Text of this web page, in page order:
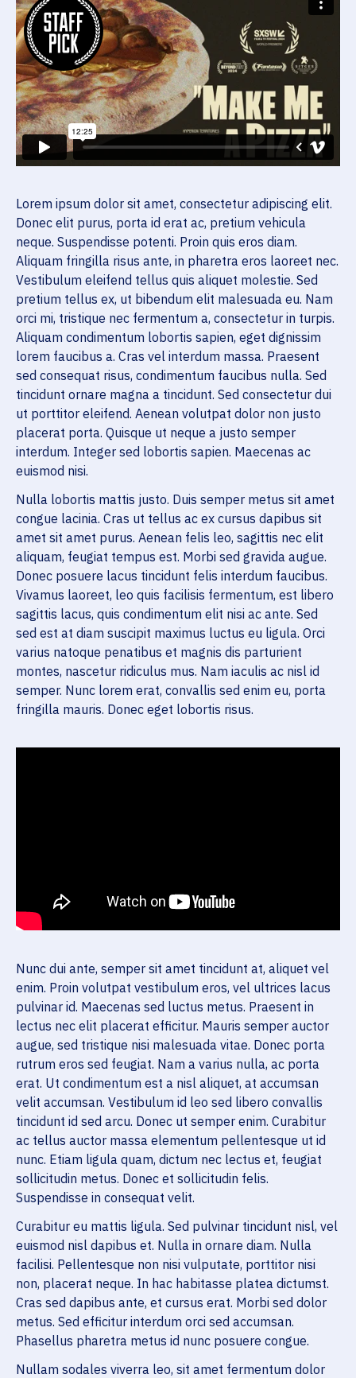
Lorem ipsum dolor sit amet, consectetur adipiscing elit.
Donec elit purus, porta id erat ac, pretium vehicula
neque. Suspendisse potenti. Proin quis eros diam.
Aliquam fringilla risus ante, in pharetra eros laoreet nec.
Vestibulum eleifend tellus quis aliquet molestie. Sed
pretium tellus ex, ut bibendum elit malesuada eu. Nam
orci mi, tristique nec fermentum a, consectetur in turpis.
Aliquam condimentum lobortis sapien, eget dignissim
lorem faucibus a. Cras vel interdum massa. Praesent
sed consequat risus, condimentum faucibus nulla. Sed
tincidunt ornare magna a tincidunt. Sed consectetur dui
ut porttitor eleifend. Aenean volutpat dolor non justo
placerat porta. Quisque ut neque a justo semper
interdum. Integer sed lobortis sapien. Maecenas ac
euismod nisi.
Nulla lobortis mattis justo. Duis semper metus sit amet
congue lacinia. Cras ut tellus ac ex cursus dapibus sit
amet sit amet purus. Aenean felis leo, sagittis nec elit
aliquam, feugiat tempus est. Morbi sed gravida augue.
Donec posuere lacus tincidunt felis interdum faucibus.
Vivamus laoreet, leo quis facilisis fermentum, est libero
sagittis lacus, quis condimentum elit nisi ac ante. Sed
sed est at diam suscipit maximus luctus eu ligula. Orci
varius natoque penatibus et magnis dis parturient
montes, nascetur ridiculus mus. Nam iaculis ac nisl id
semper. Nunc lorem erat, convallis sed enim eu, porta
fringilla mauris. Donec eget lobortis risus.
Nunc dui ante, semper sit amet tincidunt at, aliquet vel
enim. Proin volutpat vestibulum eros, vel ultrices lacus
pulvinar id. Maecenas sed luctus metus. Praesent in
lectus nec elit placerat efficitur. Mauris semper auctor
augue, sed tristique nisi malesuada vitae. Donec porta
rutrum eros sed feugiat. Nam a varius nulla, ac porta
erat. Ut condimentum est a nisl aliquet, at accumsan
velit accumsan. Vestibulum id leo sed libero convallis
tincidunt id sed arcu. Donec ut semper enim. Curabitur
ac tellus auctor massa elementum pellentesque ut id
nunc. Etiam ligula quam, dictum nec lectus et, feugiat
sollicitudin metus. Donec et sollicitudin felis.
Suspendisse in consequat velit.
Curabitur eu mattis ligula. Sed pulvinar tincidunt nisl, vel
euismod nisl dapibus et. Nulla in ornare diam. Nulla
facilisi. Pellentesque non nisi vulputate, porttitor nisi
non, placerat neque. In hac habitasse platea dictumst.
Cras sed dapibus ante, et cursus erat. Morbi sed dolor
metus. Sed efficitur interdum orci sed accumsan.
Phasellus pharetra metus id nunc posuere congue.
Nullam sodales viverra leo, sit amet fermentum dolor